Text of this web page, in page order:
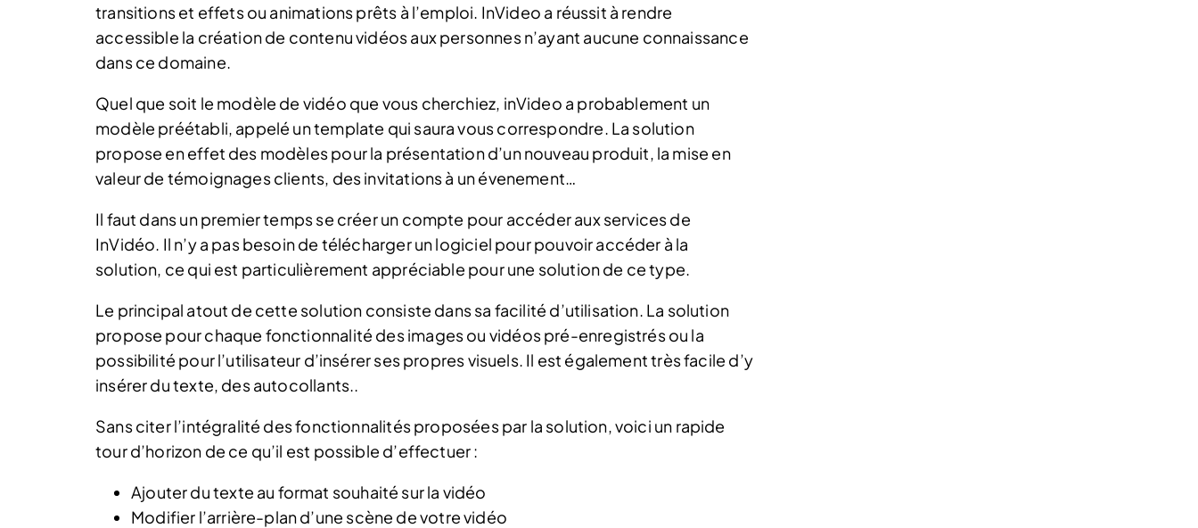
transitions et effets ou animations prêts à l’emploi. InVideo a réussit à rendre
accessible la création de contenu vidéos aux personnes n’ayant aucune connaissance
dans ce domaine.
Quel que soit le modèle de vidéo que vous cherchiez, inVideo a probablement un
modèle préétabli, appelé un template qui saura vous correspondre. La solution
propose en effet des modèles pour la présentation d’un nouveau produit, la mise en
valeur de témoignages clients, des invitations à un évenement…
Il faut dans un premier temps se créer un compte pour accéder aux services de
InVidéo. Il n’y a pas besoin de télécharger un logiciel pour pouvoir accéder à la
solution, ce qui est particulièrement appréciable pour une solution de ce type.
Le principal atout de cette solution consiste dans sa facilité d’utilisation. La solution
propose pour chaque fonctionnalité des images ou vidéos pré-enregistrés ou la
possibilité pour l’utilisateur d’insérer ses propres visuels. Il est également très facile d’y
insérer du texte, des autocollants..
Sans citer l’intégralité des fonctionnalités proposées par la solution, voici un rapide
tour d’horizon de ce qu’il est possible d’effectuer :
Ajouter du texte au format souhaité sur la vidéo
Modifier l’arrière-plan d’une scène de votre vidéo